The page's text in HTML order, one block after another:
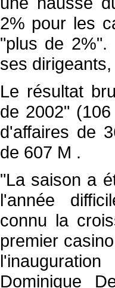
2% pour les
"plus de 2%".
ses
Le résultat
de 2002"
d'affaires de
de 607 M .
"La saison a
l'année
connu la
premier
Dominique